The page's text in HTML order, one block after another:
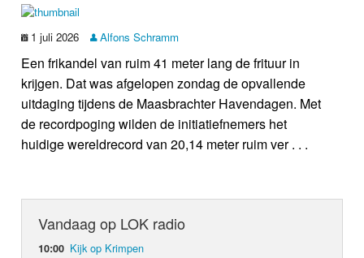
1 juli 2026 Alfons Schramm
Een frikandel van ruim 41 meter lang de frituur in
krijgen. Dat was afgelopen zondag de opvallende
uitdaging tijdens de Maasbrachter Havendagen. Met
de recordpoging wilden de initiatiefnemers het
huidige wereldrecord van 20,14 meter ruim ver . . .
Vandaag op LOK radio
10:00 Kijk op Krimpen